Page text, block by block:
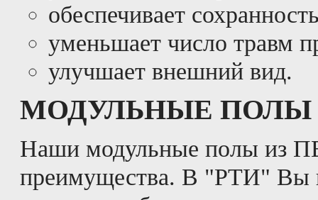
обеспечивает
уменьшает число травм
улучшает внешний вид.
МОДУЛЬНЫЕ ПОЛЫ
Наши модульные полы из
преимущества. В "РТИ" Вы